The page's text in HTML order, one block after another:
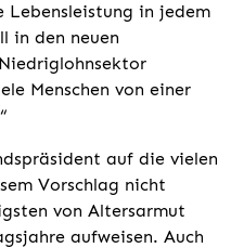
in jedem
in den neuen
Menschen von einer
auf die vielen
Vorschlag nicht
von Altersarmut
aufweisen. Auch